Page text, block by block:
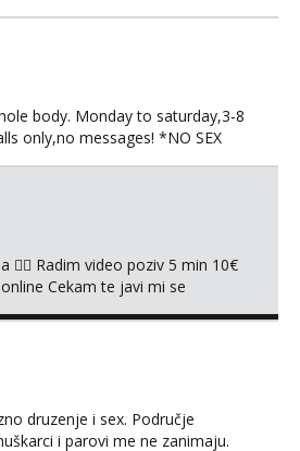
body. Monday to saturday,3-8
only,no messages! *NO SEX
Radim video poziv 5 min 10€
Cekam te javi mi se
druzenje i sex. Područje
i parovi me ne zanimaju.